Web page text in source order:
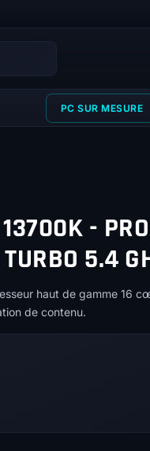
PC SUR MESURE
-
5.4
haut de gamme 16
de contenu.